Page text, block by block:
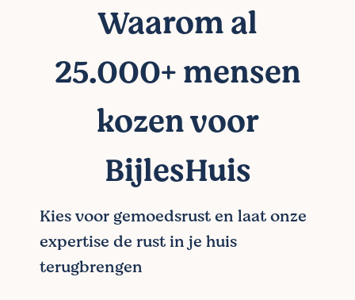
Waarom al
25.000+ mensen
kozen voor
BijlesHuis
Kies voor gemoedsrust en laat onze
expertise de rust in je huis
terugbrengen